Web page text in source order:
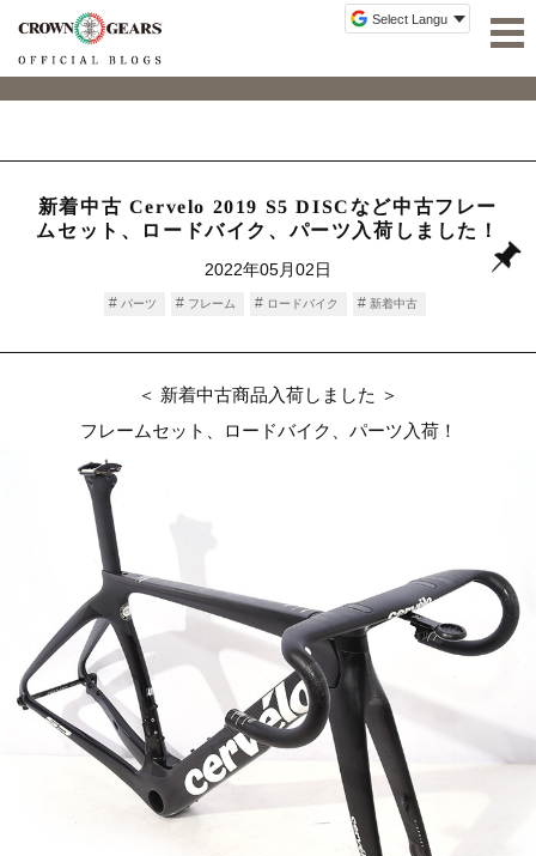
新着中古 Cervelo 2019 S5 DISCなど中古フレー
ムセット、ロードバイク、パーツ入荷しました！
2022年05月02日
パーツ フレーム ロードバイク 新着中古
＜ 新着中古商品入荷しました ＞
フレームセット、ロードバイク、パーツ入荷！